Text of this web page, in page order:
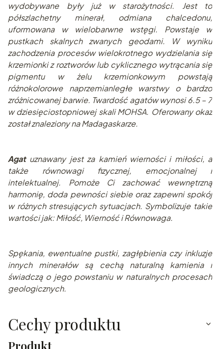
wydobywane były już w starożytności. Jest to
półszlachetny minerał, odmiana chalcedonu,
uformowana w wielobarwne wstęgi. Powstaje w
pustkach skalnych zwanych geodami. W wyniku
zachodzenia procesów wielokrotnego wydzielania się
krzemionki z roztworów lub cyklicznego wytrącania się
pigmentu w żelu krzemionkowym powstają
różnokolorowe naprzemianległe warstwy o bardzo
zróżnicowanej barwie. Twardość agatów wynosi 6.5 – 7
w dziesięciostopniowej skali MOHSA. Oferowany okaz
został znaleziony na Madagaskarze.
Agatuznawany jest za kamień wierności i miłości, a
także równowagi fizycznej, emocjonalnej i
intelektualnej. Pomoże Ci zachować wewnętrzną
harmonię, doda pewności siebie oraz zapewni spokój
w różnych stresujących sytuacjach. Symbolizuje takie
wartości jak: Miłość, Wierność i Równowaga.
Spękania, ewentualne pustki, zagłębienia czy inkluzje
innych minerałów są cechą naturalną kamienia i
świadczą o jego powstaniu w naturalnych procesach
geologicznych.
Cechy produktu
Produkt